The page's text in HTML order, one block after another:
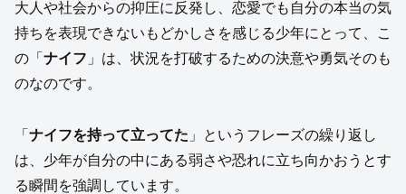
大人や社会からの抑圧に反発し、恋愛でも自分の本当の気
持ちを表現できないもどかしさを感じる少年にとって、こ
の「 ナイフ 」は、状況を打破するための決意や勇気そのも
のなのです。
「 ナイフを持って立ってた 」というフレーズの繰り返し
は、少年が自分の中にある弱さや恐れに立ち向かおうとす
る瞬間を強調しています。